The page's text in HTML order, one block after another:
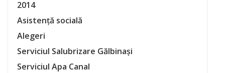
2014
Asistență socială
Alegeri
Serviciul Salubrizare Gălbinași
Serviciul Apa Canal